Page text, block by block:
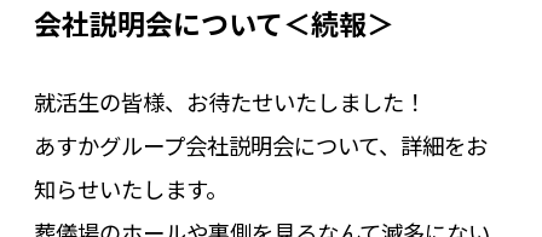
会社説明会について＜続報＞
就活生の皆様、お待たせいたしました！
あすかグループ会社説明会について、詳細をお
知らせいたします。